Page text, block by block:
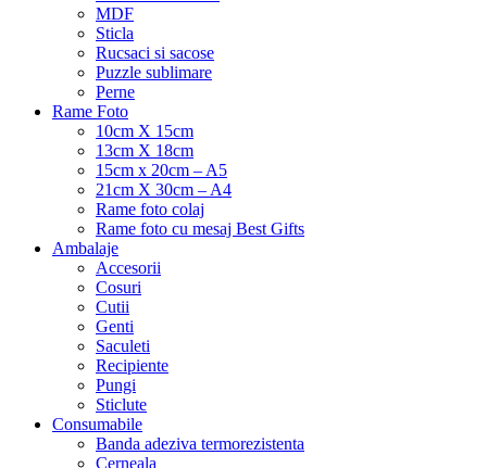
MDF
Sticla
Rucsaci si sacose
Puzzle sublimare
Perne
Rame Foto
10cm X 15cm
13cm X 18cm
15cm x 20cm – A5
21cm X 30cm – A4
Rame foto colaj
Rame foto cu mesaj Best Gifts
Ambalaje
Accesorii
Cosuri
Cutii
Genti
Saculeti
Recipiente
Pungi
Sticlute
Consumabile
Banda adeziva termorezistenta
Cerneala